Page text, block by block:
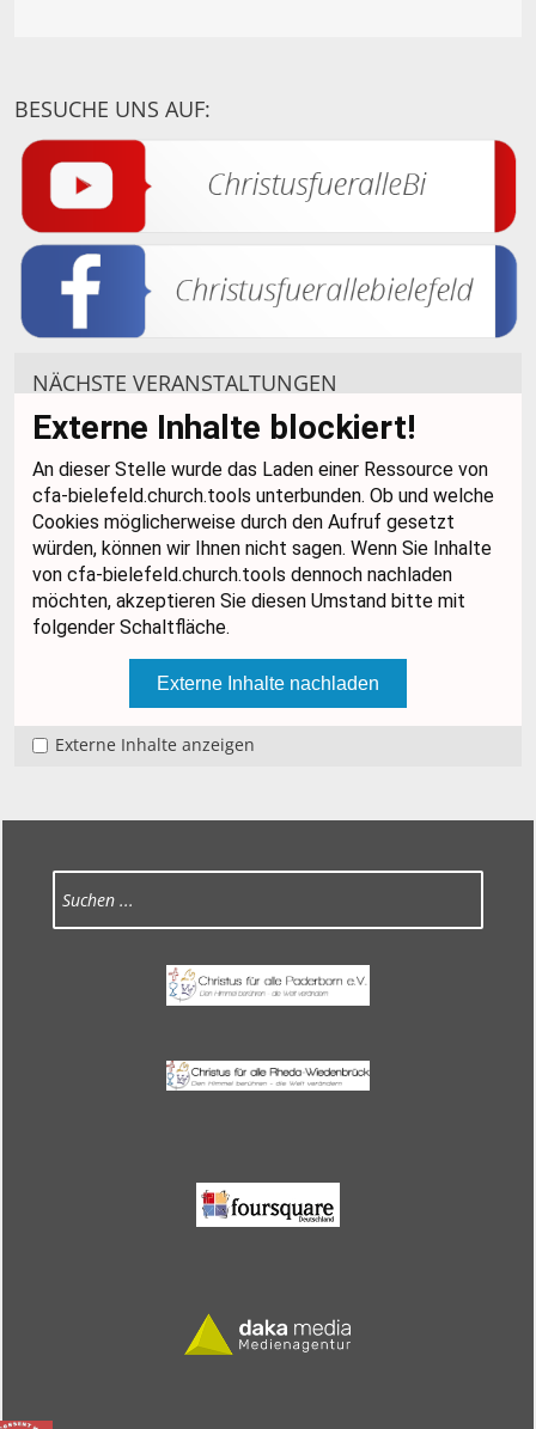
BESUCHE UNS AUF:
NÄCHSTE VERANSTALTUNGEN
Externe Inhalte anzeigen